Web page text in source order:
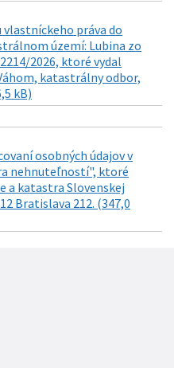
práva do
území: Lubina zo
2026, ktoré vydal
katastrálny odbor,
kB)
osobných údajov v
nehnuteľností", ktoré
a katastra Slovenskej
Bratislava 212. (347,0